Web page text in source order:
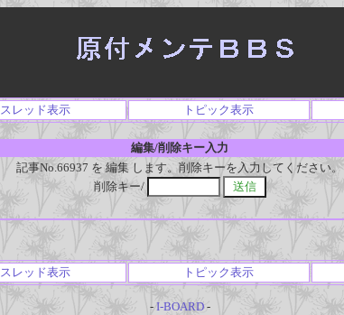
スレッド表示 トピック表示
編集/削除キー入力
記事No.66937 を 編集 します。削除キーを入力してください。
削除キー/
スレッド表示 トピック表示
- I-BOARD-